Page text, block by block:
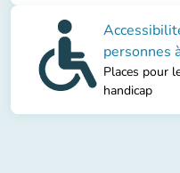
personnes
Places pour
handicap